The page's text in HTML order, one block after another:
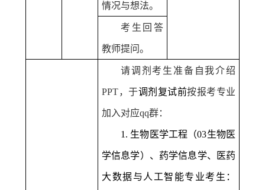
情况与想法。
考生回答
教师提问。
请调剂考生准备自我介绍
PPT，于调剂复试前按报考专业
加入对应qq群：
1. 生物医学工程（03生物医
学信息学）、药学信息学、医药
大数据与人工智能专业考生：